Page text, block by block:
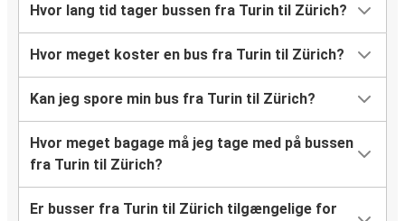
Hvor lang tid tager bussen fra Turin til Zürich?
Hvor meget koster en bus fra Turin til Zürich?
Kan jeg spore min bus fra Turin til Zürich?
Hvor meget bagage må jeg tage med på bussen
fra Turin til Zürich?
Er busser fra Turin til Zürich tilgængelige for